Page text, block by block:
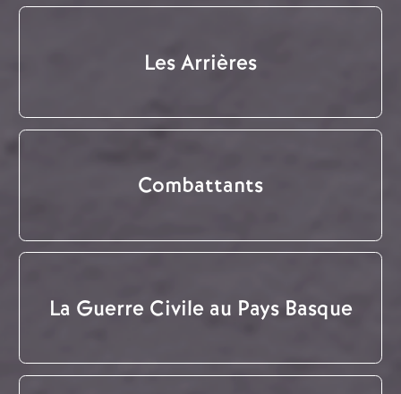
Les Arrières
Combattants
La Guerre Civile au Pays Basque